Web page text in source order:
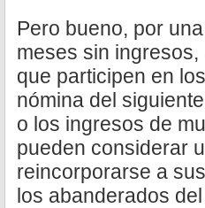
Pero bueno, por
meses sin
que participen en
nómina del
o los ingresos de
pueden considerar
reincorporarse a
los abanderados